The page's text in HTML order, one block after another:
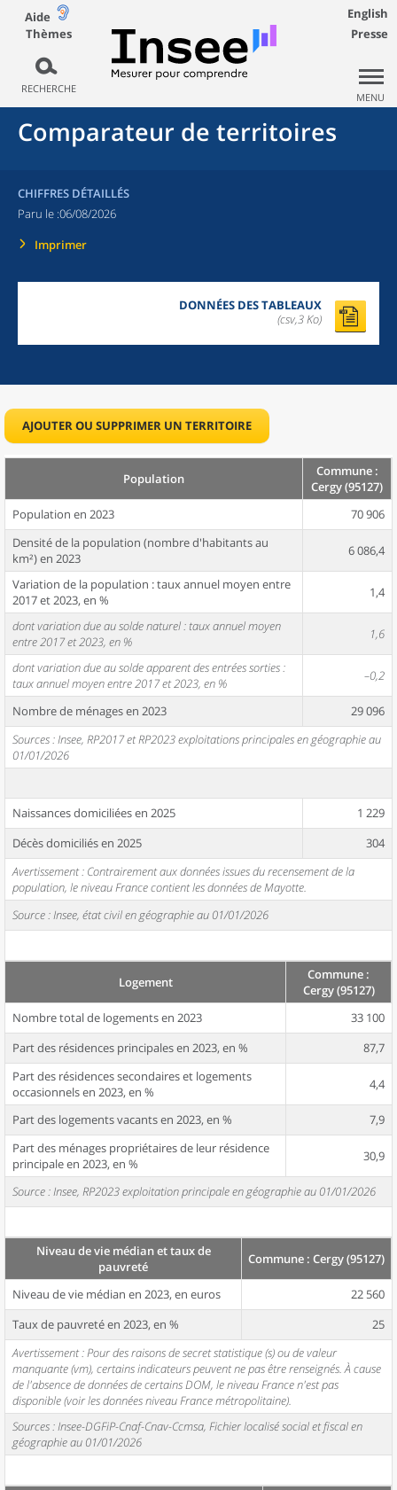
Aide
Thèmes
RECHERCHE
English
Presse
MENU
Comparateur de territoires
CHIFFRES DÉTAILLÉS
Paru le :06/08/2026
Imprimer
DONNÉES DES TABLEAUX
(csv,3 Ko)
AJOUTER OU SUPPRIMER UN TERRITOIRE
Population
Commune :
Cergy (95127)
Population en 2023
70 906
Densité de la population (nombre d'habitants au
km²) en 2023
6 086,4
Variation de la population : taux annuel moyen entre
2017 et 2023, en %
1,4
dont variation due au solde naturel : taux annuel moyen
entre 2017 et 2023, en %
1,6
dont variation due au solde apparent des entrées sorties :
taux annuel moyen entre 2017 et 2023, en %
–0,2
Nombre de ménages en 2023
29 096
Sources : Insee, RP2017 et RP2023 exploitations principales en géographie au
01/01/2026
Naissances domiciliées en 2025
1 229
Décès domiciliés en 2025
304
Avertissement : Contrairement aux données issues du recensement de la
population, le niveau France contient les données de Mayotte.
Source : Insee, état civil en géographie au 01/01/2026
Logement
Commune :
Cergy (95127)
Nombre total de logements en 2023
33 100
Part des résidences principales en 2023, en %
87,7
Part des résidences secondaires et logements
occasionnels en 2023, en %
4,4
Part des logements vacants en 2023, en %
7,9
Part des ménages propriétaires de leur résidence
principale en 2023, en %
30,9
Source : Insee, RP2023 exploitation principale en géographie au 01/01/2026
Niveau de vie médian et taux de
pauvreté
Commune : Cergy (95127)
Niveau de vie médian en 2023, en euros
22 560
Taux de pauvreté en 2023, en %
25
Avertissement : Pour des raisons de secret statistique (s) ou de valeur
manquante (vm), certains indicateurs peuvent ne pas être renseignés. À cause
de l'absence de données de certains DOM, le niveau France n'est pas
disponible (voir les données niveau France métropolitaine).
Sources : Insee-DGFiP-Cnaf-Cnav-Ccmsa, Fichier localisé social et fiscal en
géographie au 01/01/2026